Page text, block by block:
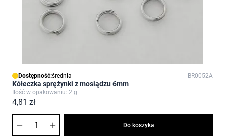
Dostępność:średnia BR0052A
Kółeczka sprężynki z mosiądzu 6mm
Ilość w opakowaniu: 2 g
4,81 zł
Do koszyka